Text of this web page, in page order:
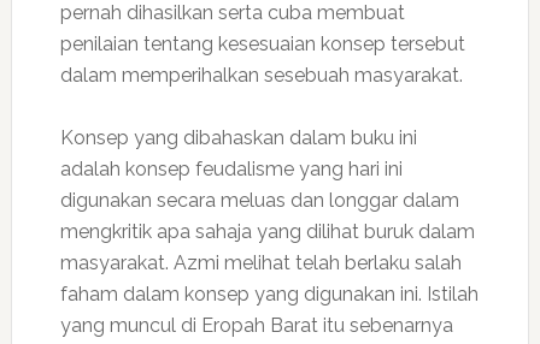
pernah dihasilkan serta cuba membuat
penilaian tentang kesesuaian konsep tersebut
dalam memperihalkan sesebuah masyarakat.
Konsep yang dibahaskan dalam buku ini
adalah konsep feudalisme yang hari ini
digunakan secara meluas dan longgar dalam
mengkritik apa sahaja yang dilihat buruk dalam
masyarakat. Azmi melihat telah berlaku salah
faham dalam konsep yang digunakan ini. Istilah
yang muncul di Eropah Barat itu sebenarnya